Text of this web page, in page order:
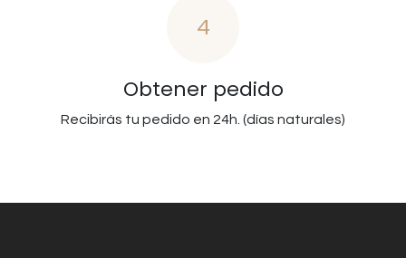
4
Obtener pedido
Recibirás tu pedido en 24h. (días naturales)